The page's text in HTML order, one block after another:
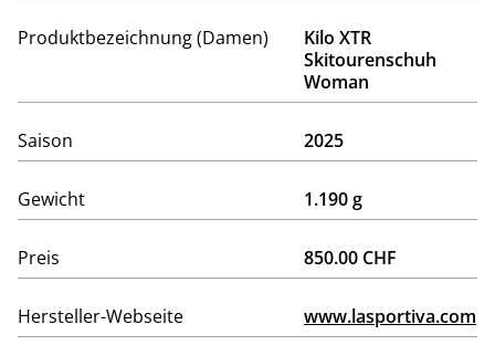
Produktbezeichnung (Damen)
Kilo XTR
Skitourenschuh
Woman
Saison 2025
Gewicht 1.190 g
Preis 850.00 CHF
Hersteller-Webseite www.lasportiva.com